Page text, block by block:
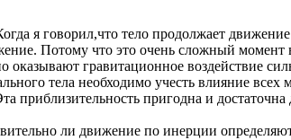
я говорил,что тело продолжает
Потому что это очень сложный
оказывают гравитационное воздействие
тела необходимо учесть влияние
приблизительность пригодна и
ли движение по инерции